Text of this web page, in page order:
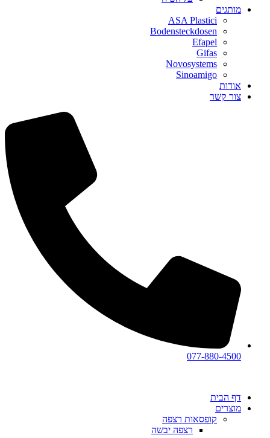
מותגים
ASA Plastici
Bodensteckdosen
Efapel
Gifas
Novosystems
Sinoamigo
אודות
צור קשר
077-880-4500
דף הבית
מוצרים
קופסאות רצפה
רצפה יבשה